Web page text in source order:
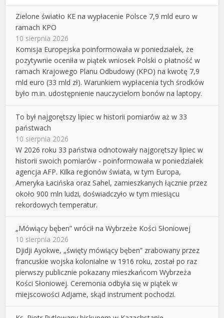
Zielone światło KE na wypłacenie Polsce 7,9 mld euro w
ramach KPO
10 sierpnia 2026
Komisja Europejska poinformowała w poniedziałek, że
pozytywnie oceniła w piątek wniosek Polski o płatność w
ramach Krajowego Planu Odbudowy (KPO) na kwotę 7,9
mld euro (33 mld zł). Warunkiem wypłacenia tych środków
było m.in. udostępnienie nauczycielom bonów na laptopy.
To był najgorętszy lipiec w historii pomiarów aż w 33
państwach
10 sierpnia 2026
W 2026 roku 33 państwa odnotowały najgorętszy lipiec w
historii swoich pomiarów - poinformowała w poniedziałek
agencja AFP. Kilka regionów świata, w tym Europa,
Ameryka Łacińska oraz Sahel, zamieszkanych łącznie przez
około 900 mln ludzi, doświadczyło w tym miesiącu
rekordowych temperatur.
„Mówiący bęben” wrócił na Wybrzeże Kości Słoniowej
10 sierpnia 2026
Djidji Ayokwe, „święty mówiący bęben” zrabowany przez
francuskie wojska kolonialne w 1916 roku, został po raz
pierwszy publicznie pokazany mieszkańcom Wybrzeża
Kości Słoniowej. Ceremonia odbyła się w piątek w
miejscowości Adjame, skąd instrument pochodzi.